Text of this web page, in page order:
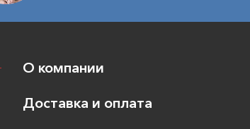
О компании
Доставка и оплата